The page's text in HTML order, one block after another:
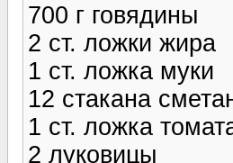
700 г говядины
2 ст. ложки жира
1 ст. ложка муки
12 стакана
1 ст. ложка
2 луковицы